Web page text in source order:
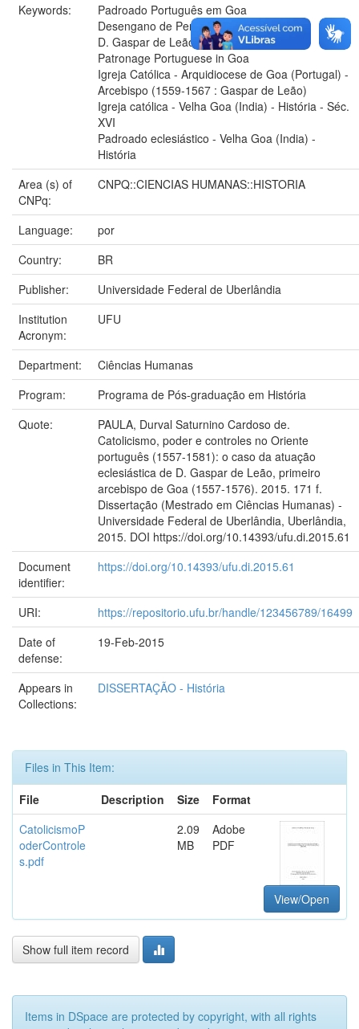
Keywords:
Padroado Português em Goa
Desengano de Perdidos
D. Gaspar de Leão
Patronage Portuguese in Goa
Igreja Católica - Arquidiocese de Goa (Portugal) -
Arcebispo (1559-1567 : Gaspar de Leão)
Igreja católica - Velha Goa (India) - História - Séc.
XVI
Padroado eclesiástico - Velha Goa (India) -
História
Area (s) of
CNPq:
CNPQ::CIENCIAS HUMANAS::HISTORIA
Language:
por
Country:
BR
Publisher:
Universidade Federal de Uberlândia
Institution
Acronym:
UFU
Department:
Ciências Humanas
Program:
Programa de Pós-graduação em História
Quote:
PAULA, Durval Saturnino Cardoso de.
Catolicismo, poder e controles no Oriente
português (1557-1581): o caso da atuação
eclesiástica de D. Gaspar de Leão, primeiro
arcebispo de Goa (1557-1576). 2015. 171 f.
Dissertação (Mestrado em Ciências Humanas) -
Universidade Federal de Uberlândia, Uberlândia,
2015. DOI https://doi.org/10.14393/ufu.di.2015.61
Document
identifier:
https://doi.org/10.14393/ufu.di.2015.61
URI:
https://repositorio.ufu.br/handle/123456789/16499
Date of
defense:
19-Feb-2015
Appears in
Collections:
DISSERTAÇÃO - História
Files in This Item:
File
Description Size
Format
CatolicismoP
oderControle
s.pdf
2.09
MB
Adobe
PDF
View/Open
Show full item record
Items in DSpace are protected by copyright, with all rights